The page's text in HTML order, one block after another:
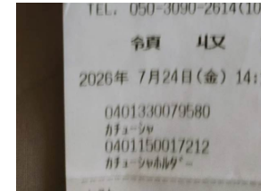
購入品を尋ねると、LINEの時刻